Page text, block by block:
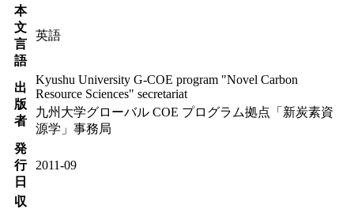
本
文
言
語
英語
出
版
者
Kyushu University G-COE program "Novel Carbon
Resource Sciences" secretariat
九州大学グローバル COE プログラム拠点「新炭素資
源学」事務局
発
行
日
2011-09
収